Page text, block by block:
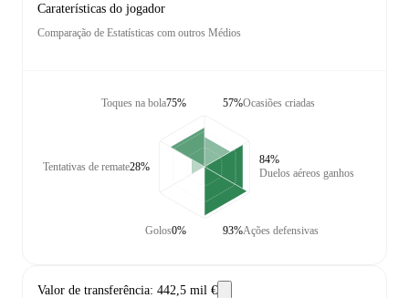
Caraterísticas do jogador
Comparação de Estatísticas com outros Médios
Toques na bola75%
Tentativas de remate28%
Golos0%
Ocasiões criadas
57%
Duelos aéreos ganhos
84%
Ações defensivas
93%
Valor de transferência: 442,5 mil €